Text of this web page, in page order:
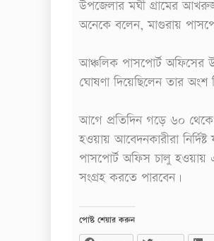
উপজেলার মঘী গ্রামের
অনেকে বলেন, মাগুরায়
আঞ্চলিক পাসপোর্ট অফিসের
ঘোষণা দিয়েছিলেন তার
আগে প্রতিদিন গড়ে ৬০
হওয়ায় আবেদনকারীরা
পাসপোর্ট অফিস চালু হওয়ায়
সংগ্রহ করতে পারবেন।
পোষ্ট শেয়ার করুন